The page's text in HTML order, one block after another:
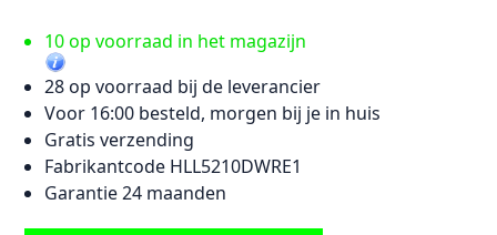
10 op voorraad in het magazijn
28 op voorraad bij de leverancier
Voor 16:00 besteld, morgen bij je in huis
Gratis verzending
Fabrikantcode HLL5210DWRE1
Garantie 24 maanden